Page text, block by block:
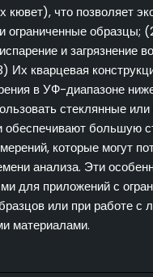
кювет), что позволяет
ограниченные образцы;
и загрязнение
Их кварцевая
в УФ-диапазоне
стеклянные
большую
которые могут
анализа. Эти
для приложений с
или при работе с
материалами.